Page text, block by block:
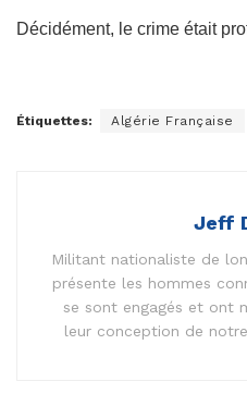
Décidément, le crime était
Étiquettes: Algérie Française
Jeff
Militant nationaliste de
présente les hommes
se sont engagés et ont
leur conception de